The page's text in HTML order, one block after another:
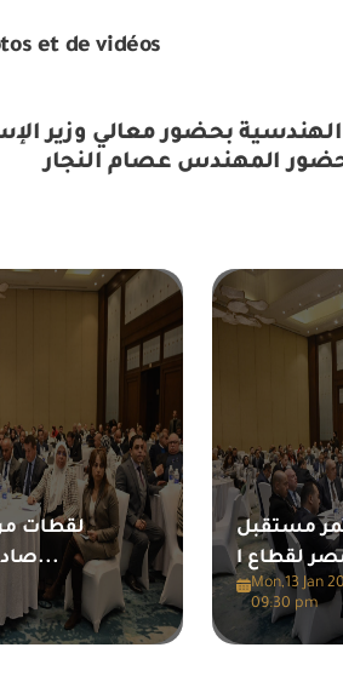
et de vidéos
بحضور معالي وزير
المهندس عصام النجار
لقطات
صادرات مصر لقطاع ا...
مستقبل
Mon,13 Jan
09:30 pm